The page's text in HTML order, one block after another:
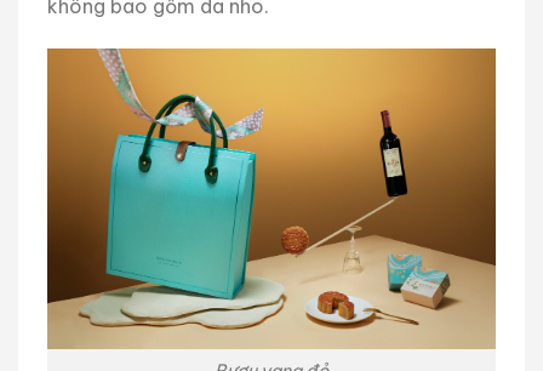
không bao gồm da nho.